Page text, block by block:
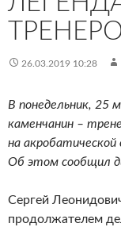
26.03.2019 10:28
В понедельник, 25
каменчанин –
на акробатической
Об этом сообщил
Сергей
продолжателем